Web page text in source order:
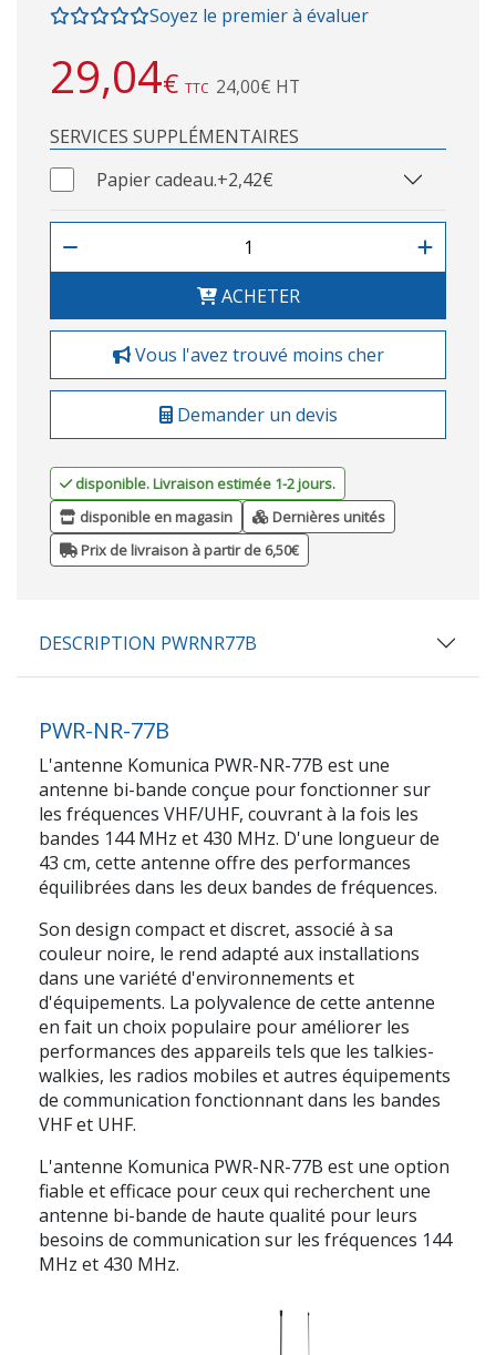
Soyez le premier à évaluer
29,04€ TTC 24,00€ HT
SERVICES SUPPLÉMENTAIRES
Papier cadeau.+2,42€
ACHETER
Vous l'avez trouvé moins cher
Demander un devis
disponible. Livraison estimée 1-2 jours.
disponible en magasin
Dernières unités
Prix de livraison à partir de 6,50€
DESCRIPTION PWRNR77B
PWR-NR-77B
L'antenne Komunica PWR-NR-77B est une
antenne bi-bande conçue pour fonctionner sur
les fréquences VHF/UHF, couvrant à la fois les
bandes 144 MHz et 430 MHz. D'une longueur de
43 cm, cette antenne offre des performances
équilibrées dans les deux bandes de fréquences.
Son design compact et discret, associé à sa
couleur noire, le rend adapté aux installations
dans une variété d'environnements et
d'équipements. La polyvalence de cette antenne
en fait un choix populaire pour améliorer les
performances des appareils tels que les talkies-
walkies, les radios mobiles et autres équipements
de communication fonctionnant dans les bandes
VHF et UHF.
L'antenne Komunica PWR-NR-77B est une option
fiable et efficace pour ceux qui recherchent une
antenne bi-bande de haute qualité pour leurs
besoins de communication sur les fréquences 144
MHz et 430 MHz.